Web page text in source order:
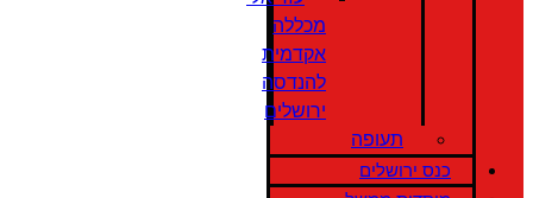
מכללה
אקדמית
להנדסה
ירושלים
תעופה
כנס ירושלים